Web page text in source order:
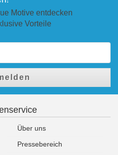
Motive entdecken
Vorteile
Über uns
Pressebereich